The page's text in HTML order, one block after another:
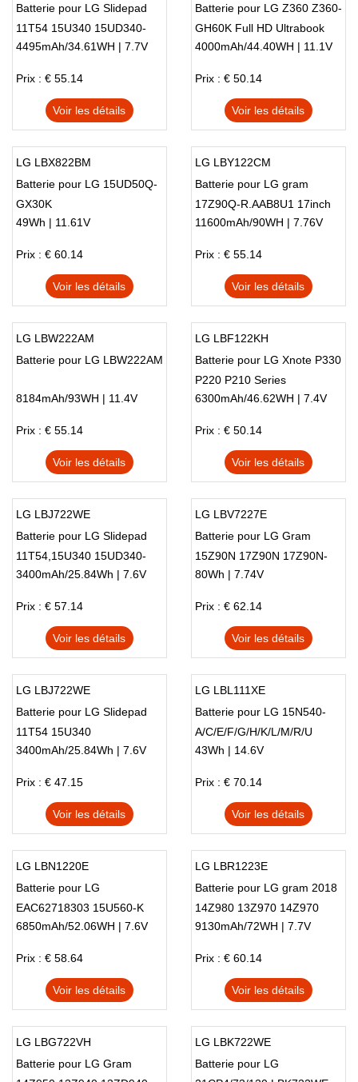
Batterie pour LG Slidepad
11T54 15U340 15UD340-
LX3F
4495mAh/34.61WH | 7.7V
Prix : € 55.14
Voir les détails
Batterie pour LG Z360 Z360-
GH60K Full HD Ultrabook
Series
4000mAh/44.40WH | 11.1V
Prix : € 50.14
Voir les détails
LG LBX822BM
Batterie pour LG 15UD50Q-
GX30K
49Wh | 11.61V
Prix : € 60.14
Voir les détails
LG LBY122CM
Batterie pour LG gram
17Z90Q-R.AAB8U1 17inch
11600mAh/90WH | 7.76V
Prix : € 55.14
Voir les détails
LG LBW222AM
Batterie pour LG LBW222AM
8184mAh/93WH | 11.4V
Prix : € 55.14
Voir les détails
LG LBF122KH
Batterie pour LG Xnote P330
P220 P210 Series
6300mAh/46.62WH | 7.4V
Prix : € 50.14
Voir les détails
LG LBJ722WE
Batterie pour LG Slidepad
11T54,15U340 15UD340-
LX3F,1544-7777
3400mAh/25.84Wh | 7.6V
Prix : € 57.14
Voir les détails
LG LBV7227E
Batterie pour LG Gram
15Z90N 17Z90N 17Z90N-
VA76K
80Wh | 7.74V
Prix : € 62.14
Voir les détails
LG LBJ722WE
Batterie pour LG Slidepad
11T54 15U340
3400mAh/25.84Wh | 7.6V
Prix : € 47.15
Voir les détails
LG LBL111XE
Batterie pour LG 15N540-
A/C/E/F/G/H/K/L/M/R/U
15ND540 15ND540-G/U
43Wh | 14.6V
Prix : € 70.14
Voir les détails
LG LBN1220E
Batterie pour LG
EAC62718303 15U560-K
AA50K
6850mAh/52.06WH | 7.6V
Prix : € 58.64
Voir les détails
LG LBR1223E
Batterie pour LG gram 2018
14Z980 13Z970 14Z970
15Z970 15Z970-A.AAS7U1
9130mAh/72WH | 7.7V
Prix : € 60.14
Voir les détails
LG LBG722VH
Batterie pour LG Gram
LG LBK722WE
Batterie pour LG